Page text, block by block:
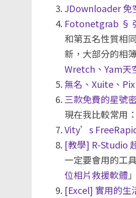
JDownloader 免
Fotonetgrab §
和第五名性質相
新，大部分的相
Wretch、Yam天
無名、Xuite、
三款免費的星號
現在我比較常用：
Vity’s
[教學] R-Studio
一定要會用的工
位相片救援軟體
[Excel] 實用的生